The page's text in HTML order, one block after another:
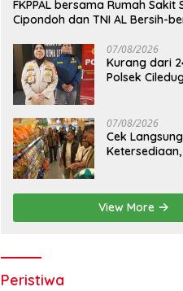
FKPPAL bersama Rumah Sakit
Cipondoh dan TNI AL Bersih-
07/08/2026
Kurang dari
Polsek
07/08/2026
Cek Langsung
Ketersediaan,
View More
Peristiwa